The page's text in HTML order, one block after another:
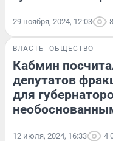
29 ноября, 2024, 12:03
ВЛАСТЬ ОБЩЕСТВО
Кабмин
депутатов
для
12 июля, 2024, 16:33 4